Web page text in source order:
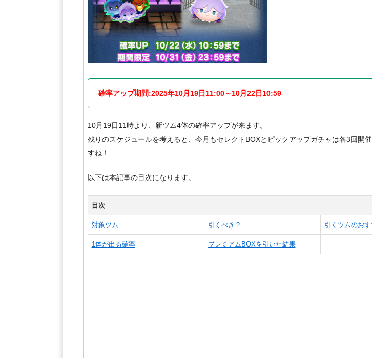
確率アップ期間:2025年10月19日11:00～10月22日10:59
10月19日11時より、新ツム4体の確率アップが来ます。
残りのスケジュールを考えると、今月もセレクトBOXとピックアップガチャは各3回開
すね！
以下は本記事の目次になります。
目次
対象ツム 引くべき？ 引くツムのお
1体が出る確率 プレミアムBOXを引いた結果